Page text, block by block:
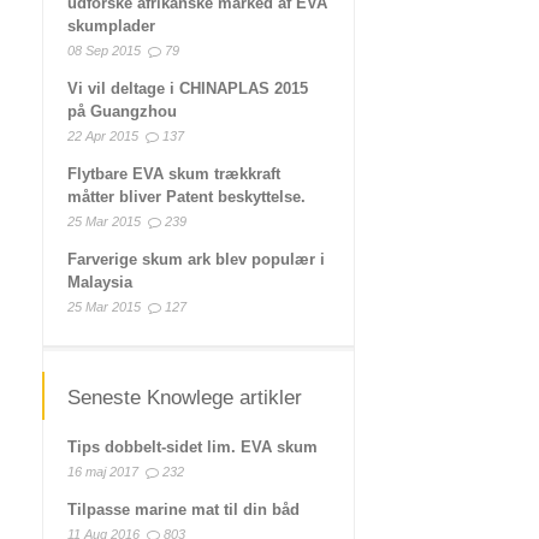
skumplader
08 Sep 2015 79
Vi vil deltage i CHINAPLAS 2015
på Guangzhou
22 Apr 2015 137
Flytbare EVA skum trækkraft
måtter bliver Patent beskyttelse.
25 Mar 2015 239
Farverige skum ark blev populær i
Malaysia
25 Mar 2015 127
Seneste Knowlege artikler
Tips dobbelt-sidet lim. EVA skum
16 maj 2017 232
Tilpasse marine mat til din båd
11 Aug 2016 803